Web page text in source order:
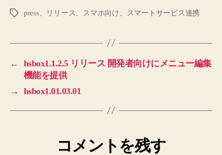
タ
press、リリース、スマホ向け、スマートサービス連携
←
hsbox1.1.2.5 リリース 開発者向けにメニュー編集
機能を提供
→
hsbox1.01.03.01
コメントを残す